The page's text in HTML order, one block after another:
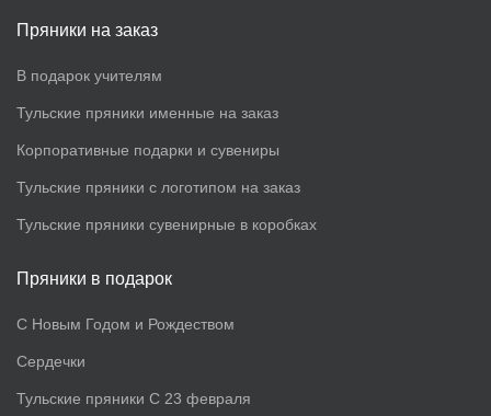
Пряники на заказ
В подарок учителям
Тульские пряники именные на заказ
Корпоративные подарки и сувениры
Тульские пряники с логотипом на заказ
Тульские пряники сувенирные в коробках
Пряники в подарок
С Новым Годом и Рождеством
Сердечки
Тульские пряники С 23 февраля